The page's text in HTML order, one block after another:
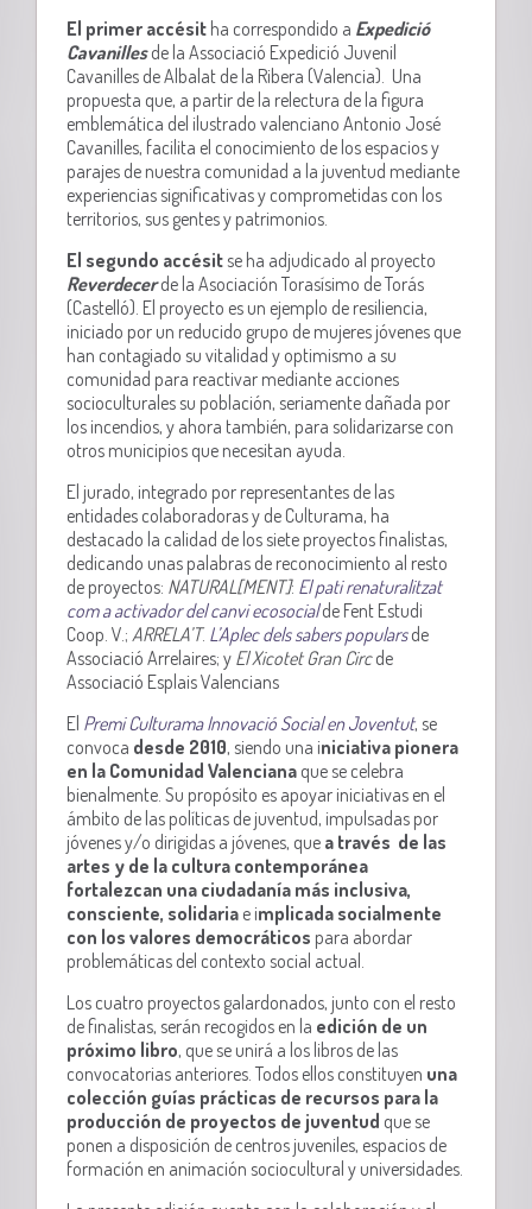
El primer accésit ha correspondido a Expedició
Cavanillesde la Associació Expedició Juvenil
Cavanilles de Albalat de la Ribera (Valencia). Una
propuesta que, a partir de la relectura de la figura
emblemática del ilustrado valenciano Antonio José
Cavanilles, facilita el conocimiento de los espacios y
parajes de nuestra comunidad a la juventud mediante
experiencias significativas y comprometidas con los
territorios, sus gentes y patrimonios.
El segundo accésitse ha adjudicado al proyecto
Reverdecerde la Asociación Torasísimo de Torás
(Castelló). El proyecto es un ejemplo de resiliencia,
iniciado por un reducido grupo de mujeres jóvenes que
han contagiado su vitalidad y optimismo a su
comunidad para reactivar mediante acciones
socioculturales su población, seriamente dañada por
los incendios, y ahora también, para solidarizarse con
otros municipios que necesitan ayuda.
El jurado, integrado por representantes de las
entidades colaboradoras y de Culturama, ha
destacado la calidad de los siete proyectos finalistas,
dedicando unas palabras de reconocimiento al resto
de proyectos: NATURAL[MENT]: El pati renaturalitzat
com a activador del canvi ecosocialde Fent Estudi
Coop. V.; ARRELA’T. L’Aplec dels sabers popularsde
Associació Arrelaires; y El Xicotet Gran Circde
Associació Esplais Valencians
El Premi Culturama Innovació Social en Joventut,se
convoca desde 2010, siendo una iniciativa pionera
en la Comunidad Valenciana que se celebra
bienalmente. Su propósito es apoyar iniciativas en el
ámbito de las políticas de juventud, impulsadas por
jóvenes y/o dirigidas a jóvenes, que a través de las
artes y de la cultura contemporánea
fortalezcan una ciudadanía más inclusiva,
consciente, solidaria e implicada socialmente
con los valores democráticos para abordar
problemáticas del contexto social actual.
Los cuatro proyectos galardonados, junto con el resto
de finalistas, serán recogidos en la edición de un
próximo libro, que se unirá a los libros de las
convocatorias anteriores. Todos ellos constituyen una
colección guías prácticas de recursos para la
producción de proyectos de juventud que se
ponen a disposición de centros juveniles, espacios de
formación en animación sociocultural y universidades.